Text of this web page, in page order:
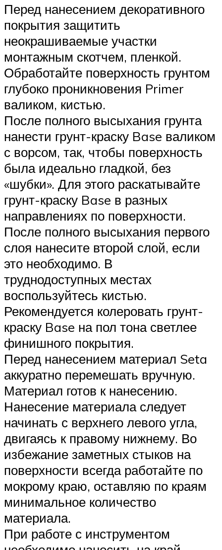
Перед нанесением декоративного
покрытия защитить
неокрашиваемые участки
монтажным скотчем, пленкой.
Обработайте поверхность грунтом
глубоко проникновения Primer
валиком, кистью.
После полного высыхания грунта
нанести грунт-краску Base валиком
с ворсом, так, чтобы поверхность
была идеально гладкой, без
«шубки». Для этого раскатывайте
грунт-краску Base в разных
направлениях по поверхности.
После полного высыхания первого
слоя нанесите второй слой, если
это необходимо. В
труднодоступных местах
воспользуйтесь кистью.
Рекомендуется колеровать грунт-
краску Base на пол тона светлее
финишного покрытия.
Перед нанесением материал Seta
аккуратно перемешать вручную.
Материал готов к нанесению.
Нанесение материала следует
начинать с верхнего левого угла,
двигаясь к правому нижнему. Во
избежание заметных стыков на
поверхности всегда работайте по
мокрому краю, оставляю по краям
минимальное количество
материала.
При работе с инструментом